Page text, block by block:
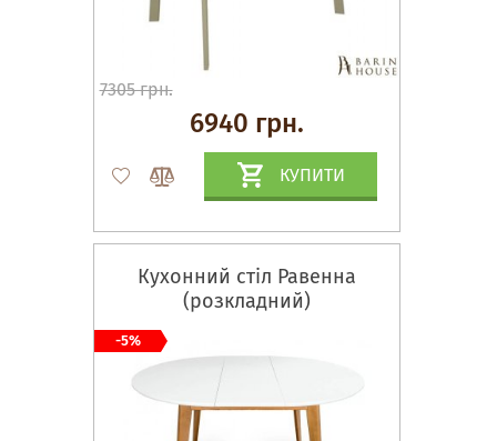
7305 грн.
6940 грн.
КУПИТИ
Кухонний стіл Равенна
(розкладний)
-5%